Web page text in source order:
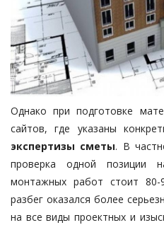
Однако при подготовке
сайтов, где указаны
экспертизы сметы. В
проверка одной позиции
монтажных работ стоит
разбег оказался более
на все виды проектных и